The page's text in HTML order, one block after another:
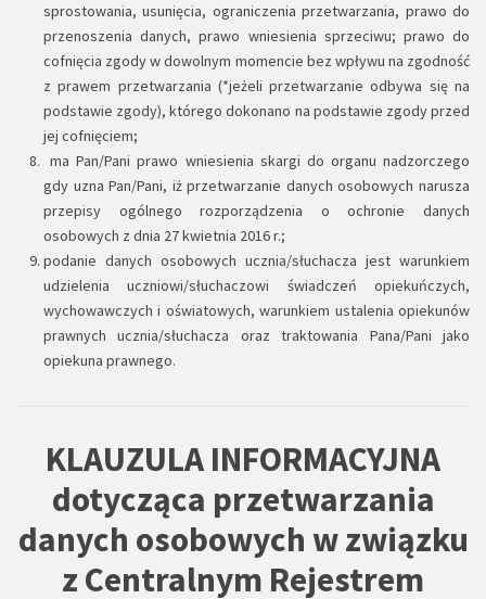
sprostowania, usunięcia, ograniczenia przetwarzania, prawo do
przenoszenia danych, prawo wniesienia sprzeciwu; prawo do
cofnięcia zgody w dowolnym momencie bez wpływu na zgodność
z prawem przetwarzania (*jeżeli przetwarzanie odbywa się na
podstawie zgody), którego dokonano na podstawie zgody przed
jej cofnięciem;
ma Pan/Pani prawo wniesienia skargi do organu nadzorczego
gdy uzna Pan/Pani, iż przetwarzanie danych osobowych narusza
przepisy ogólnego rozporządzenia o ochronie danych
osobowych z dnia 27 kwietnia 2016 r.;
podanie danych osobowych ucznia/słuchacza jest warunkiem
udzielenia uczniowi/słuchaczowi świadczeń opiekuńczych,
wychowawczych i oświatowych, warunkiem ustalenia opiekunów
prawnych ucznia/słuchacza oraz traktowania Pana/Pani jako
opiekuna prawnego.
KLAUZULA INFORMACYJNA
dotycząca przetwarzania
danych osobowych w związku
z Centralnym Rejestrem